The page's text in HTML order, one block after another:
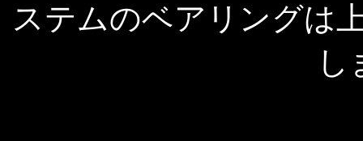
ステムのベアリングは
し